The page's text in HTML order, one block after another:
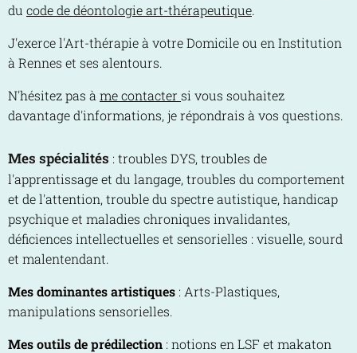
du code de déontologie art-thérapeutique.
J'exerce l'Art-thérapie à votre Domicile ou en Institution
à Rennes et ses alentours.
N'hésitez pas à me contacter si vous souhaitez
davantage d'informations, je répondrais à vos questions.
Mes spécialités : troubles DYS, troubles de
l'apprentissage et du langage, troubles du comportement
et de l'attention, trouble du spectre autistique, handicap
psychique et maladies chroniques invalidantes,
déficiences intellectuelles et sensorielles : visuelle, sourd
et malentendant.
Mes dominantes artistiques : Arts-Plastiques,
manipulations sensorielles.
Mes outils de prédilection : notions en LSF et makaton